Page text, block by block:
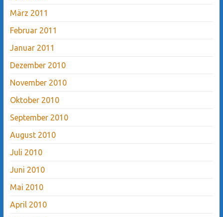
März 2011
Februar 2011
Januar 2011
Dezember 2010
November 2010
Oktober 2010
September 2010
August 2010
Juli 2010
Juni 2010
Mai 2010
April 2010